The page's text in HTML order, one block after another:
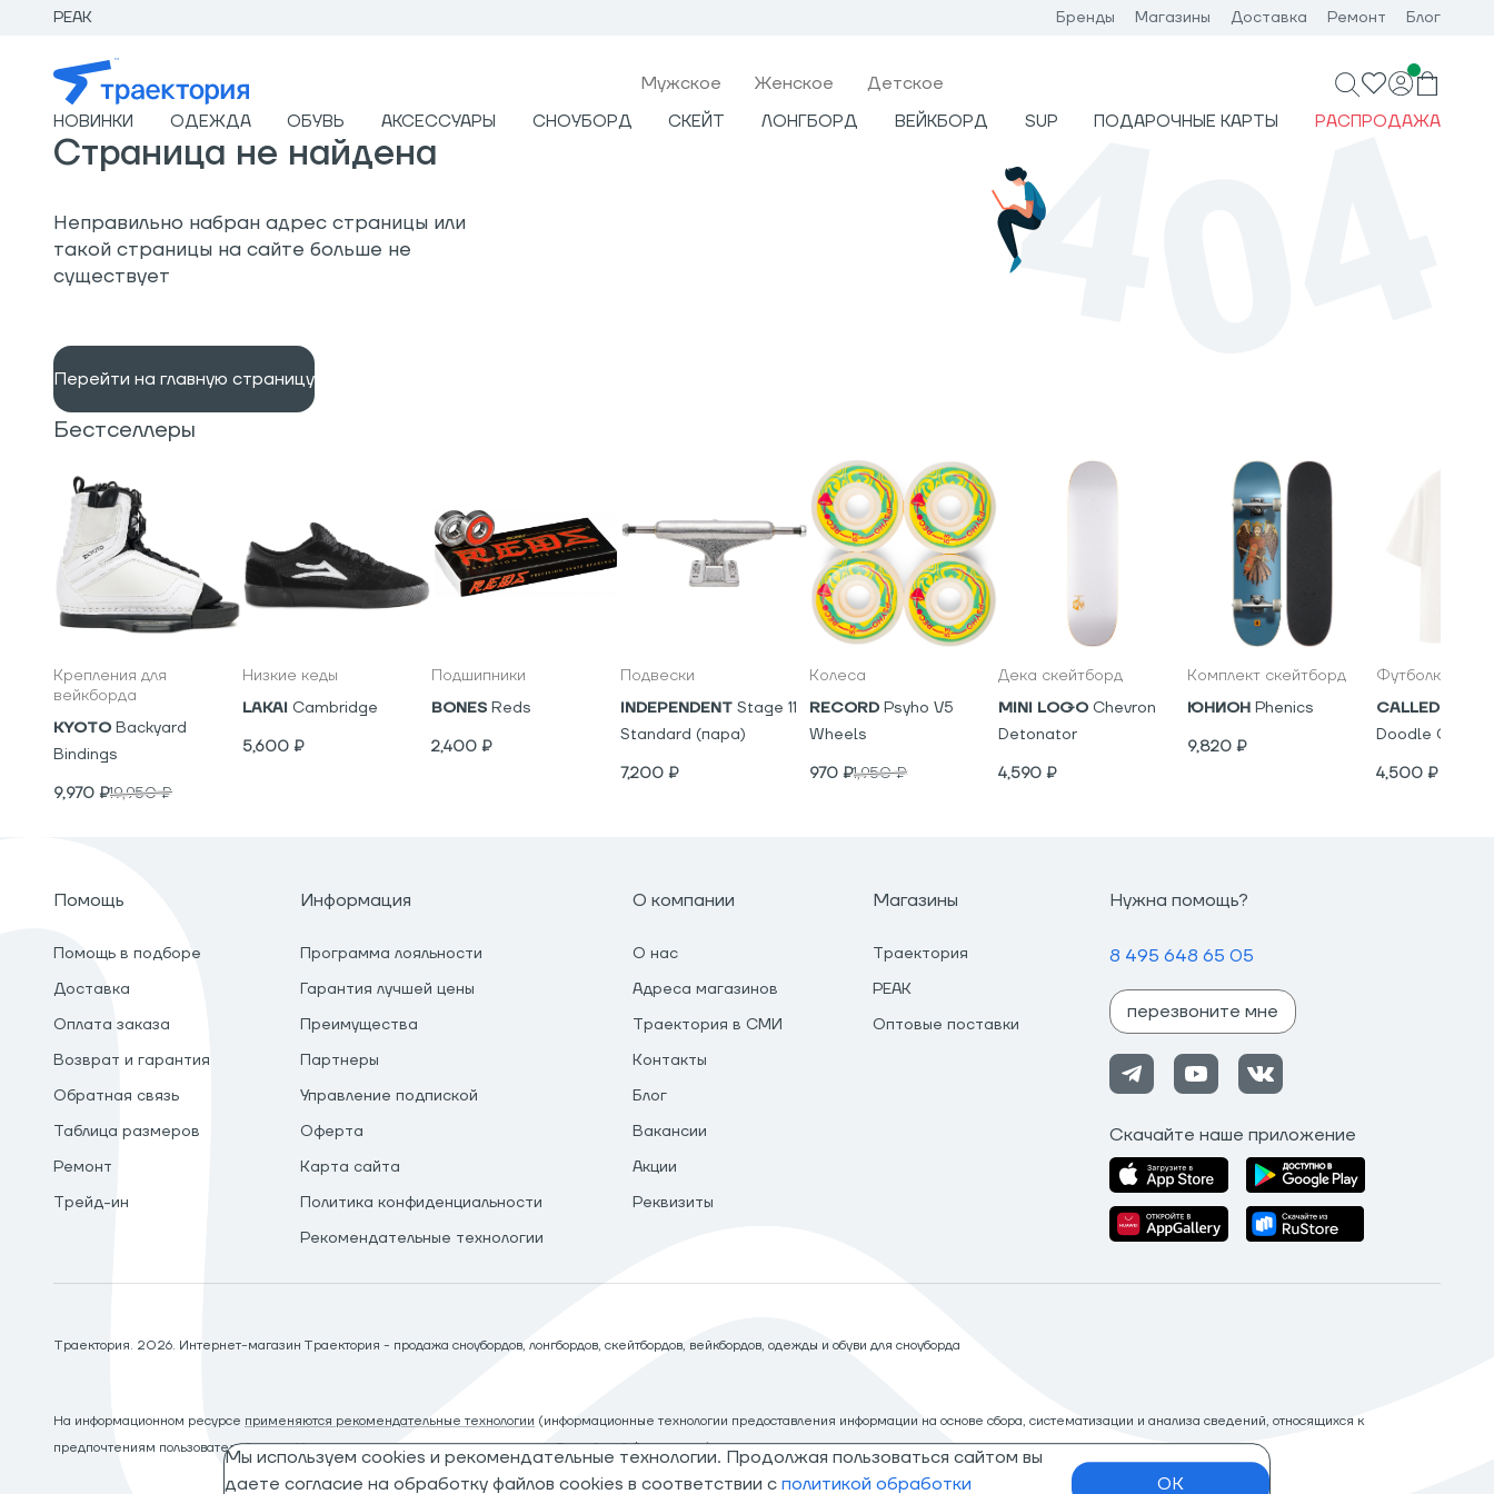
PEAK Бренды Магазины Доставка Ремонт Блог
Мужcкое Женское Детское
НОВИНКИ ОДЕЖДА ОБУВЬ АКСЕССУАРЫ СНОУБОРД СКЕЙТ ЛОНГБОРД ВЕЙКБОРД SUP ПОДАРОЧНЫЕ КАРТЫ РАСПРОДАЖА
Страница не найдена
Неправильно набран адрес страницы или
такой страницы на сайте больше не
существует
Перейти на главную страницу
Бестселлеры
Крепления для
вейкборда
KYOTO Backyard
Bindings
9,970 ₽19,950₽
Низкие кеды
LAKAI Cambridge
5,600 ₽
Подшипники
BONES Reds
2,400 ₽
Подвески
INDEPENDENT Stage 11
Standard (пара)
7,200 ₽
Колеса
RECORD Psyho V5
Wheels
970 ₽1,950₽
Дека скейтборд
MINI LOGO Chevron
Detonator
4,590 ₽
Комплект скейтборд
ЮНИОН Phenics
9,820 ₽
Футболка
CALLED A
Doodle
4,500 ₽
Мы используем cookies и рекомендательные технологии. Продолжая пользоваться сайтом вы
даете согласие на обработку файлов cookies в соответствии с политикой обработки OK
Помощь
Помощь в подборе
Доставка
Оплата заказа
Возврат и гарантия
Обратная связь
Таблица размеров
Ремонт
Трейд-ин
Информация
Программа лояльности
Гарантия лучшей цены
Преимущества
Партнеры
Управление подпиской
Оферта
Карта сайта
Политика конфиденциальности
Рекомендательные технологии
О компании
О нас
Адреса магазинов
Траектория в СМИ
Контакты
Блог
Вакансии
Акции
Реквизиты
Магазины
Траектория
PEAK
Оптовые поставки
Нужна помощь?
8 495 648 65 05
перезвоните мне
Скачайте наше приложение
Траектория. 2026. Интернет-магазин Траектория - продажа сноубордов, лонгбордов, скейтбордов, вейкбордов, одежды и обуви для сноуборда
На информационном ресурсе применяются рекомендательные технологии (информационные технологии предоставления информации на основе сбора, систематизации и анализа сведений, относящихся к
предпочтениям пользователей сети «Интернет», находящихся на территории Российской Федерации)